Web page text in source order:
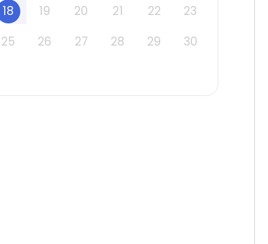
18
19 20 21 22
23
25
26 27 28 29 30